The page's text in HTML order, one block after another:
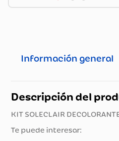
Información general
Descripción del
KIT SOLECLAIR
Te puede interesar: